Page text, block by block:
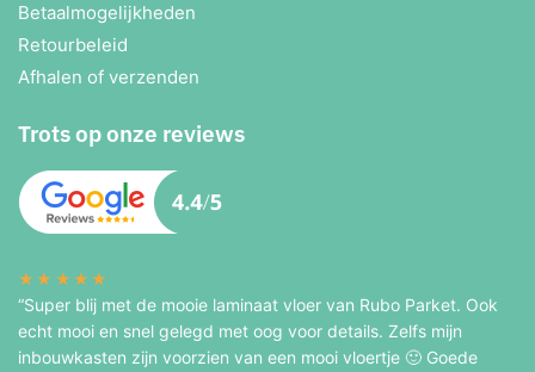
Betaalmogelijkheden
Retourbeleid
Afhalen of verzenden
Trots op onze reviews
★★★★★
“Super blij met de mooie laminaat vloer van Rubo Parket. Ook
echt mooi en snel gelegd met oog voor details. Zelfs mijn
inbouwkasten zijn voorzien van een mooi vloertje 🙂 Goede